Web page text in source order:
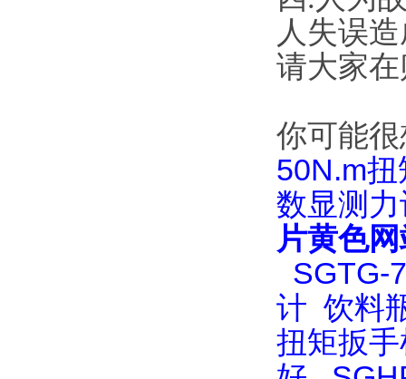
人失误
请大家
你可能
50N.m
数显测
片黄色
SGTG-
计 饮料
扭矩扳